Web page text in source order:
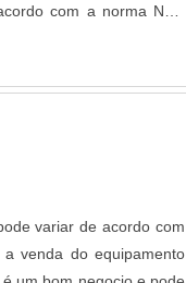
com a norma NBR
e armazenamento de
....
venda do equipamento